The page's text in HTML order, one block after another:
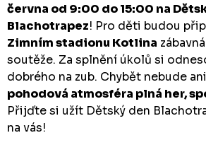
června od 9:00 do 15:00 na
Blachotrapez! Pro děti budou
Zimním stadionu Kotlina
soutěže. Za splnění úkolů si
dobrého na zub. Chybět nebude ani
pohodová atmosféra plná her,
Přijďte si užít Dětský den
na vás!